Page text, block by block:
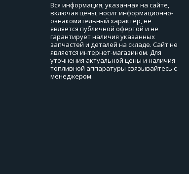
Вся информация, указанная на сайте,
включая цены, носит информационно-
ознакомительный характер, не
является публичной офертой и не
гарантирует наличия указанных
запчастей и деталей на складе. Сайт не
является интернет-магазином. Для
уточнения актуальной цены и наличия
топливной аппаратуры связывайтесь с
менеджером.